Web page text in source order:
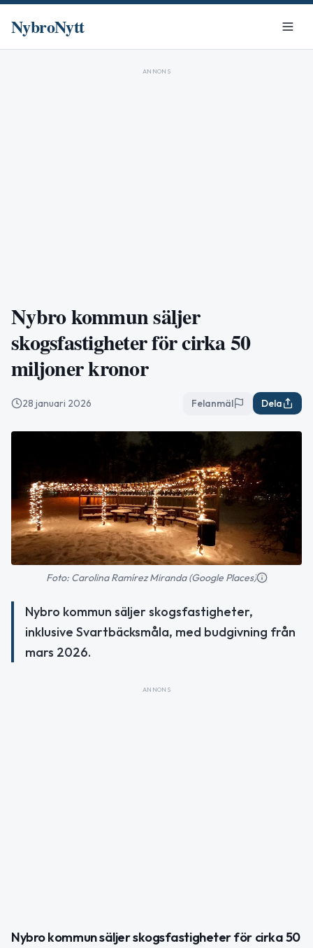
NybroNytt
ANNONS
Nybro kommun säljer
skogsfastigheter för cirka 50
miljoner kronor
28 januari 2026 Felanmäl Dela
Foto: Carolina Ramírez Miranda (Google Places)
Nybro kommun säljer skogsfastigheter,
inklusive Svartbäcksmåla, med budgivning från
mars 2026.
ANNONS
Nybro kommun säljer skogsfastigheter för cirka 50